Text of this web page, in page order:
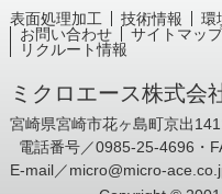
表面処理加工 技術情報 環
お問い合わせ
サイトマップ
リクルート情報
ミクロエース株式会
宮崎県宮崎市花ヶ島町京出
電話番号／0985-25-4696・
E-mail／micro@micro-